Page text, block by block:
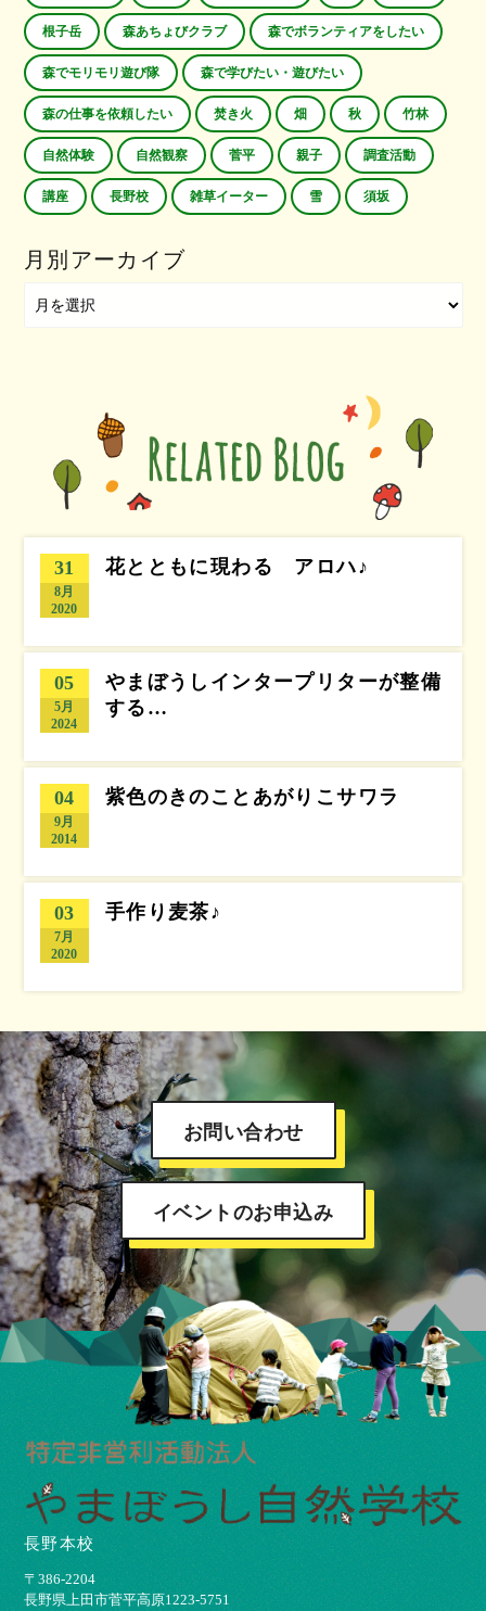
根子岳 森あちょびクラブ 森でボランティアをしたい
森でモリモリ遊び隊 森で学びたい・遊びたい
森の仕事を依頼したい 焚き火 畑 秋 竹林
自然体験 自然観察 菅平 親子 調査活動
講座 長野校 雑草イーター 雪 須坂
月別アーカイブ
31
8月
2020
花とともに現わる アロハ♪
05
5月
2024
やまぼうしインタープリターが整備
する…
04
9月
2014
紫色のきのことあがりこサワラ
03
7月
2020
手作り麦茶♪
お問い合わせ
イベントのお申込み
長野本校
〒386-2204
⻑野県上⽥市菅平⾼原1223-5751